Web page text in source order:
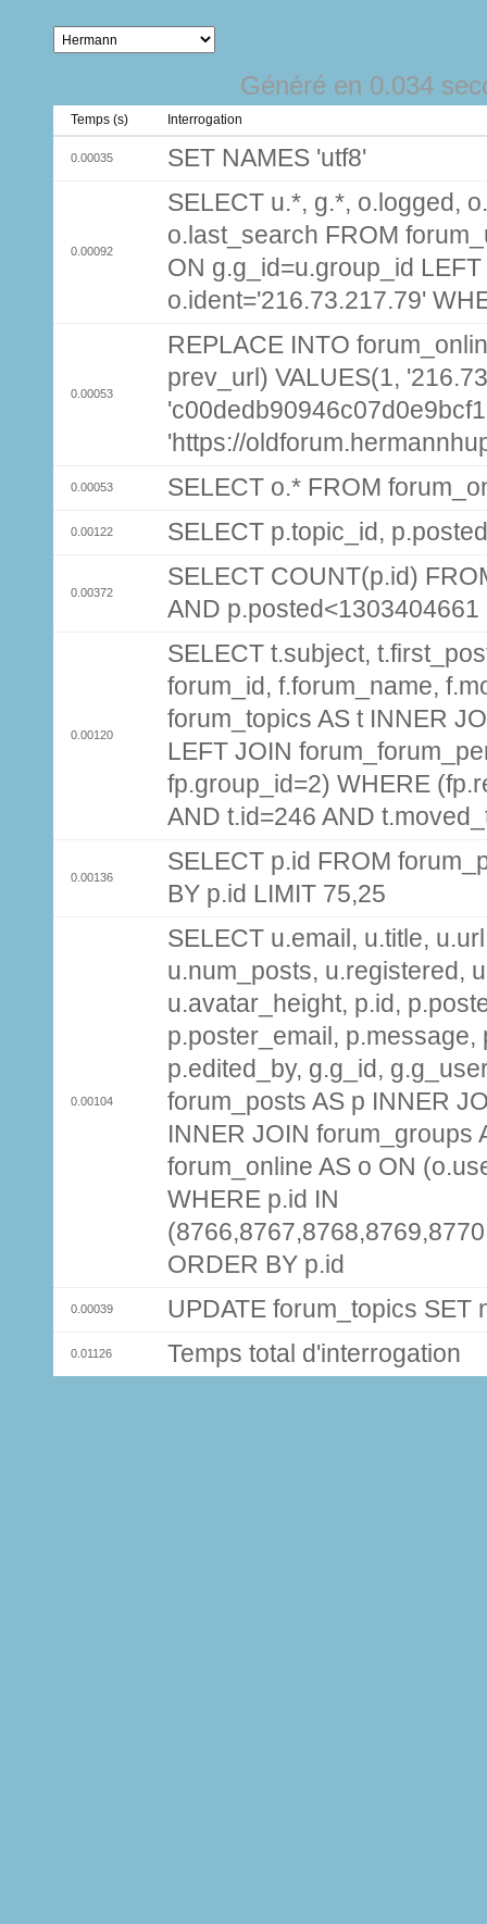
Généré en 0.034
Temps (s) Interrogation
0.00035 SET NAMES 'utf8'
0.00092
SELECT u.*, g.*, o.logged,
o.last_search FROM
ON g.g_id=u.group_id
o.ident='216.73.217.79'
0.00053
REPLACE INTO
prev_url) VALUES(1,
'https://
0.00053 SELECT o.* FROM
0.00122 SELECT p.topic_id,
0.00372
SELECT COUNT(p.id)
AND p.posted<1303404661
0.00120
SELECT t.subject,
forum_id, f.forum_name,
forum_topics AS t INNER
LEFT JOIN
fp.group_id=2) WHERE
AND t.id=246 AND
0.00136
SELECT p.id FROM
BY p.id LIMIT 75,25
0.00104
SELECT u.email, u.title,
u.num_posts, u.registered,
u.avatar_height, p.id,
p.poster_email,
p.edited_by, g.g_id,
forum_posts AS p INNER
INNER JOIN
forum_online AS o ON
WHERE p.id IN
ORDER BY p.id
0.00039 UPDATE forum_topics
0.01126 Temps total d'interrogation